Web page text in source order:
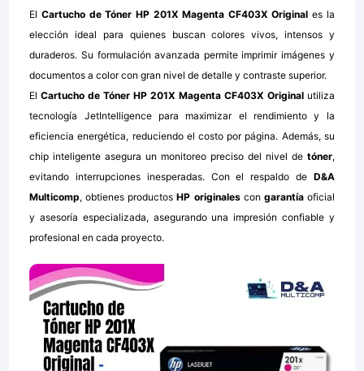
El Cartucho de Tóner HP 201X Magenta CF403X Original es la
elección ideal para quienes buscan colores vivos, intensos y
duraderos. Su formulación avanzada permite imprimir imágenes y
documentos a color con gran nivel de detalle y contraste superior.
ElCartucho de Tóner HP 201X Magenta CF403X Originalutiliza
tecnología JetIntelligence para maximizar el rendimiento y la
eficiencia energética, reduciendo el costo por página. Además, su
chip inteligente asegura un monitoreo preciso del nivel detóner,
evitando interrupciones inesperadas. Con el respaldo de D&A
Multicomp, obtienes productos HP originales con garantíaoficial
y asesoría especializada, asegurando una impresión confiable y
profesional en cada proyecto.